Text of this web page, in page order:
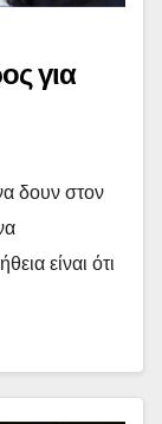
για
δουν στον
είναι ότι